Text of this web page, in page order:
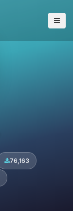
76,163